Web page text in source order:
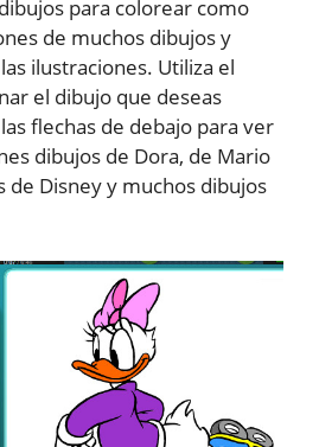
para colorear como
de muchos dibujos y
ilustraciones. Utiliza el
el dibujo que deseas
flechas de debajo para ver
dibujos de Dora, de Mario
de Disney y muchos dibujos